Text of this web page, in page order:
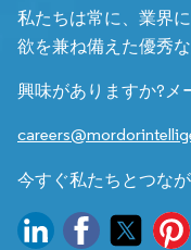
私たちは常に、業界
欲を兼ね備えた優秀
興味がありますか?メ
今すぐ私たちとつな